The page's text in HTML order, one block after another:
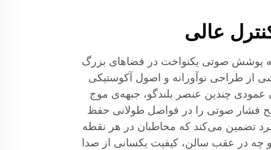
عالی
پوشش صوتی یکنواخت در فضاهای بزرگ
از طراحی نوآورانه و اصول آکوستیکی
عمودی چندین عنصر بلندگو، جبهه‌ی موج
فشار صوتی را در فواصل طولانی حفظ
تضمین می‌کند که مخاطبان در هر نقطه
چه در عقب سالن، کیفیت یکسانی از صدا